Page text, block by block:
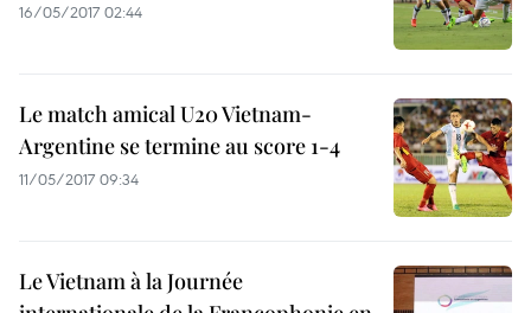
16/05/2017 02:44
Le match amical U20 Vietnam-
Argentine se termine au score 1-4
11/05/2017 09:34
Le Vietnam à la Journée